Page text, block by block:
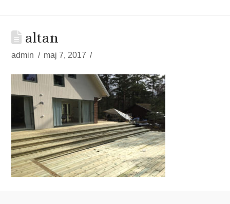
altan
admin maj 7, 2017